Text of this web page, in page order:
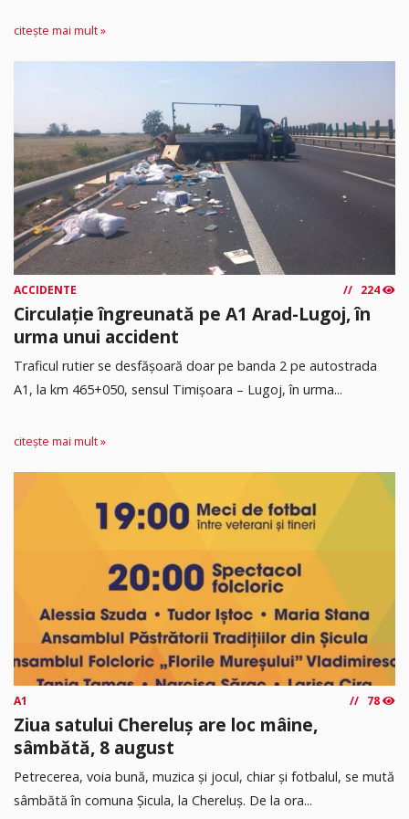
citește mai mult »
ACCIDENTE 224
Circulație îngreunată pe A1 Arad-Lugoj, în
urma unui accident
Traficul rutier se desfășoară doar pe banda 2 pe autostrada
A1, la km 465+050, sensul Timişoara – Lugoj, în urma...
citește mai mult »
A1 78
Ziua satului Chereluș are loc mâine,
sâmbătă, 8 august
Petrecerea, voia bună, muzica și jocul, chiar și fotbalul, se mută
sâmbătă în comuna Șicula, la Chereluș. De la ora...